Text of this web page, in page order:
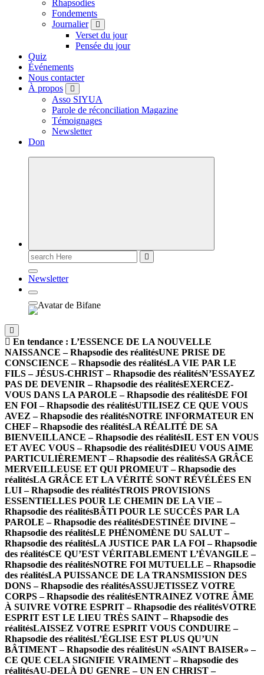
Rhapsodies
Fondements
Journalier
Verset du jour
Pensée du jour
Quiz
Événements
Nous contacter
À propos
Asso SIYUA
Parole de réconciliation Magazine
Témoignages
Newsletter
Don
Newsletter
En tendance : L’ESSENCE DE LA NOUVELLE
NAISSANCE – Rhapsodie des réalitésUNE PRISE DE
CONSCIENCE – Rhapsodie des réalitésLA VIE PAR LE
FILS – JÉSUS-CHRIST – Rhapsodie des réalitésN’ESSAYEZ
PAS DE DEVENIR – Rhapsodie des réalitésEXERCEZ-
VOUS DANS LA PAROLE – Rhapsodie des réalitésDE FOI
EN FOI – Rhapsodie des réalitésUTILISEZ CE QUE VOUS
AVEZ – Rhapsodie des réalitésNOTRE INFORMATEUR EN
CHEF – Rhapsodie des réalitésLA RÉALITÉ DE SA
BIENVEILLANCE – Rhapsodie des réalitésIL EST EN VOUS
ET AVEC VOUS – Rhapsodie des réalitésDIEU VOUS AIME
PARTICULIÈREMENT – Rhapsodie des réalitésSA GRÂCE
MERVEILLEUSE ET QUI PROMEUT – Rhapsodie des
réalitésLA GRÂCE ET LA VÉRITÉ SONT RÉVÉLÉES EN
LUI – Rhapsodie des réalitésTROIS PROVISIONS
ESSENTIELLES POUR LE CHEMIN DE LA VIE –
Rhapsodie des réalitésBÂTI POUR LE SUCCÈS PAR LA
PAROLE – Rhapsodie des réalitésDESTINÉE DIVINE –
Rhapsodie des réalitésLE PHÉNOMÈNE DU SALUT –
Rhapsodie des réalitésLA JUSTICE PAR LA FOI – Rhapsodie
des réalitésCE QU’EST VÉRITABLEMENT L’ÉVANGILE –
Rhapsodie des réalitésNOTRE FOI MUTUELLE – Rhapsodie
des réalitésLA PUISSANCE DE LA TRANSMISSION DES
DONS – Rhapsodie des réalitésASSUJETISSEZ VOTRE
CORPS – Rhapsodie des réalitésENTRAINEZ VOTRE ÂME
À SUIVRE VOTRE ESPRIT – Rhapsodie des réalitésVOTRE
ESPRIT EST LE LIEU TRÈS SAINT – Rhapsodie des
réalitésLAISSEZ VOTRE ESPRIT VOUS CONDUIRE –
Rhapsodie des réalitésL’ÉGLISE EST PLUS QU’UN
BÂTIMENT – Rhapsodie des réalitésUN «SAINT BAISER» –
CE QUE CELA SIGNIFIE VRAIMENT – Rhapsodie des
réalitésAU-DELÀ DU GENRE – UN EN CHRIST –